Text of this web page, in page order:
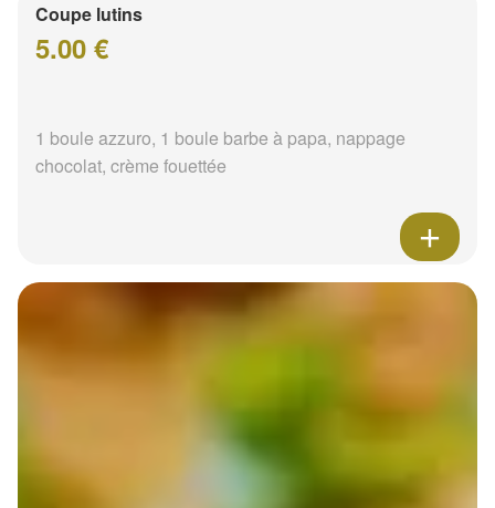
Coupe lutins
5.00 €
1 boule azzuro, 1 boule barbe à papa, nappage
chocolat, crème fouettée